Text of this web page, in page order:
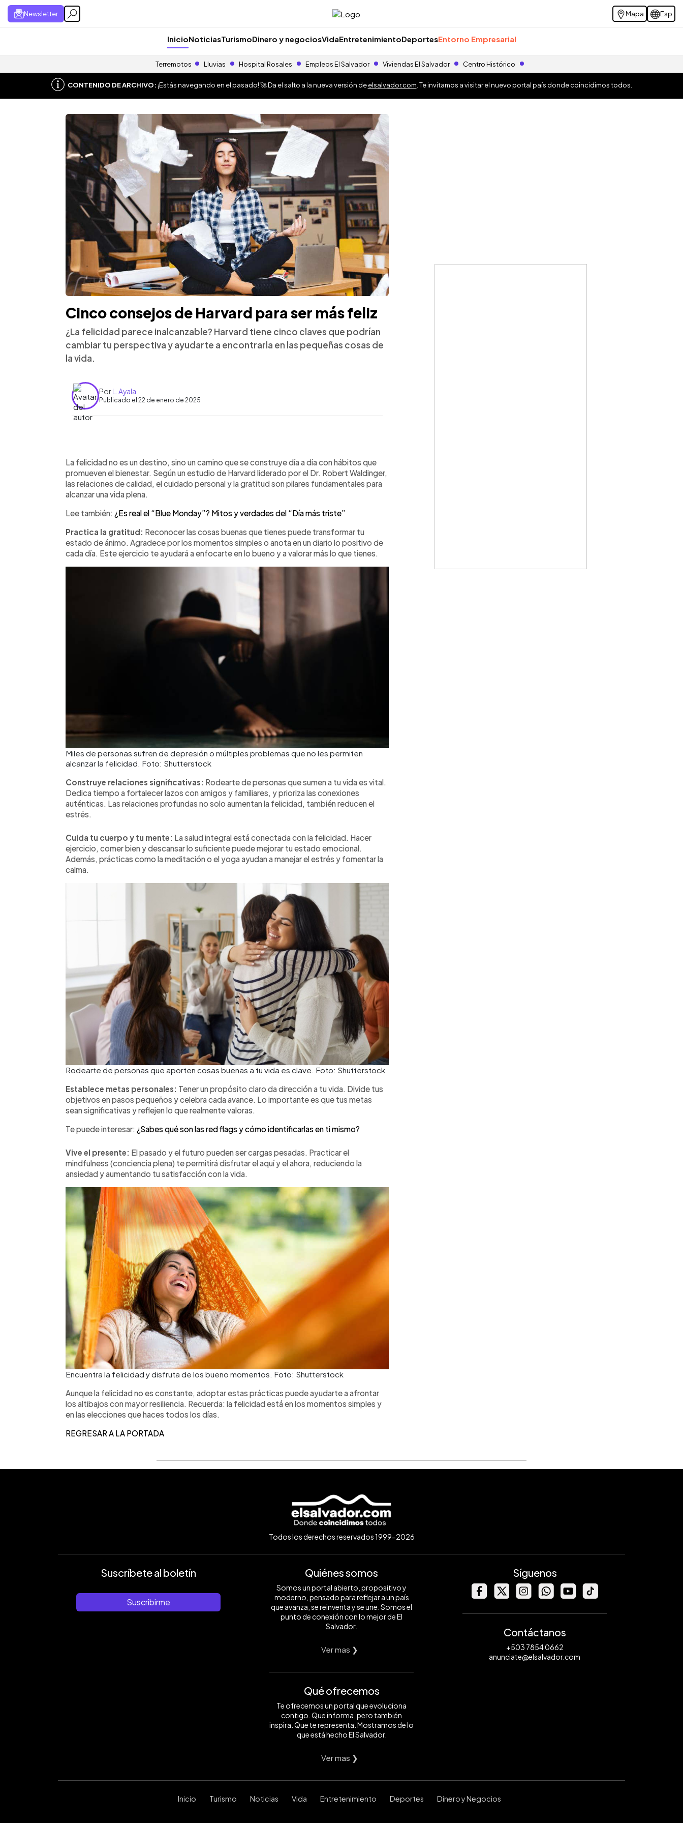
Newsletter Mapa Esp
InicioNoticiasTurismoDinero y negociosVidaEntretenimientoDeportesEntorno Empresarial
Terremotos Lluvias Hospital Rosales Empleos El Salvador Viviendas El Salvador Centro Histórico
CONTENIDO DE ARCHIVO:¡Estás navegando en el pasado! 🚀 Da el salto a la nueva versión deelsalvador.com . Te invitamos a visitar el nuevo portal país donde coincidimos todos.
Cinco consejos de Harvard para ser más feliz
¿La felicidad parece inalcanzable? Harvard tiene cinco claves que podrían
cambiar tu perspectiva y ayudarte a encontrarla en las pequeñas cosas de
la vida.
PorL. Ayala
Publicado el 22 de enero de 2025
► Escuchar artículo
La felicidad no es un destino, sino un camino que se construye día a día con hábitos que
promueven el bienestar. Según un estudio de Harvard liderado por el Dr. Robert Waldinger,
las relaciones de calidad, el cuidado personal y la gratitud son pilares fundamentales para
alcanzar una vida plena.
Lee también: ¿Es real el “Blue Monday”? Mitos y verdades del “Día más triste”
Practica la gratitud: Reconocer las cosas buenas que tienes puede transformar tu
estado de ánimo. Agradece por los momentos simples o anota en un diario lo positivo de
cada día. Este ejercicio te ayudará a enfocarte en lo bueno y a valorar más lo que tienes.
Miles de personas sufren de depresión o múltiples problemas que no les permiten
alcanzar la felicidad. Foto: Shutterstock
Construye relaciones significativas: Rodearte de personas que sumen a tu vida es vital.
Dedica tiempo a fortalecer lazos con amigos y familiares, y prioriza las conexiones
auténticas. Las relaciones profundas no solo aumentan la felicidad, también reducen el
estrés.
Cuida tu cuerpo y tu mente: La salud integral está conectada con la felicidad. Hacer
ejercicio, comer bien y descansar lo suficiente puede mejorar tu estado emocional.
Además, prácticas como la meditación o el yoga ayudan a manejar el estrés y fomentar la
calma.
Rodearte de personas que aporten cosas buenas a tu vida es clave. Foto: Shutterstock
Establece metas personales: Tener un propósito claro da dirección a tu vida. Divide tus
objetivos en pasos pequeños y celebra cada avance. Lo importante es que tus metas
sean significativas y reflejen lo que realmente valoras.
Te puede interesar: ¿Sabes qué son las red flags y cómo identificarlas en ti mismo?
Vive el presente: El pasado y el futuro pueden ser cargas pesadas. Practicar el
mindfulness (conciencia plena) te permitirá disfrutar el aquí y el ahora, reduciendo la
ansiedad y aumentando tu satisfacción con la vida.
Encuentra la felicidad y disfruta de los bueno momentos. Foto: Shutterstock
Aunque la felicidad no es constante, adoptar estas prácticas puede ayudarte a afrontar
los altibajos con mayor resiliencia. Recuerda: la felicidad está en los momentos simples y
en las elecciones que haces todos los días.
REGRESAR A LA PORTADA
Todos los derechos reservados 1999-2026
Suscríbete al boletín
Suscribirme
Quiénes somos
Somos un portal abierto, propositivo y
moderno, pensado para reflejar a un país
que avanza, se reinventa y se une. Somos el
punto de conexión con lo mejor de El
Salvador.
Ver mas ❯
Qué ofrecemos
Te ofrecemos un portal que evoluciona
contigo. Que informa, pero también
inspira. Que te representa. Mostramos de lo
que está hecho El Salvador.
Ver mas ❯
Síguenos
Contáctanos
+503 7854 0662
anunciate@elsalvador.com
Inicio Turismo Noticias Vida Entretenimiento Deportes Dinero y Negocios